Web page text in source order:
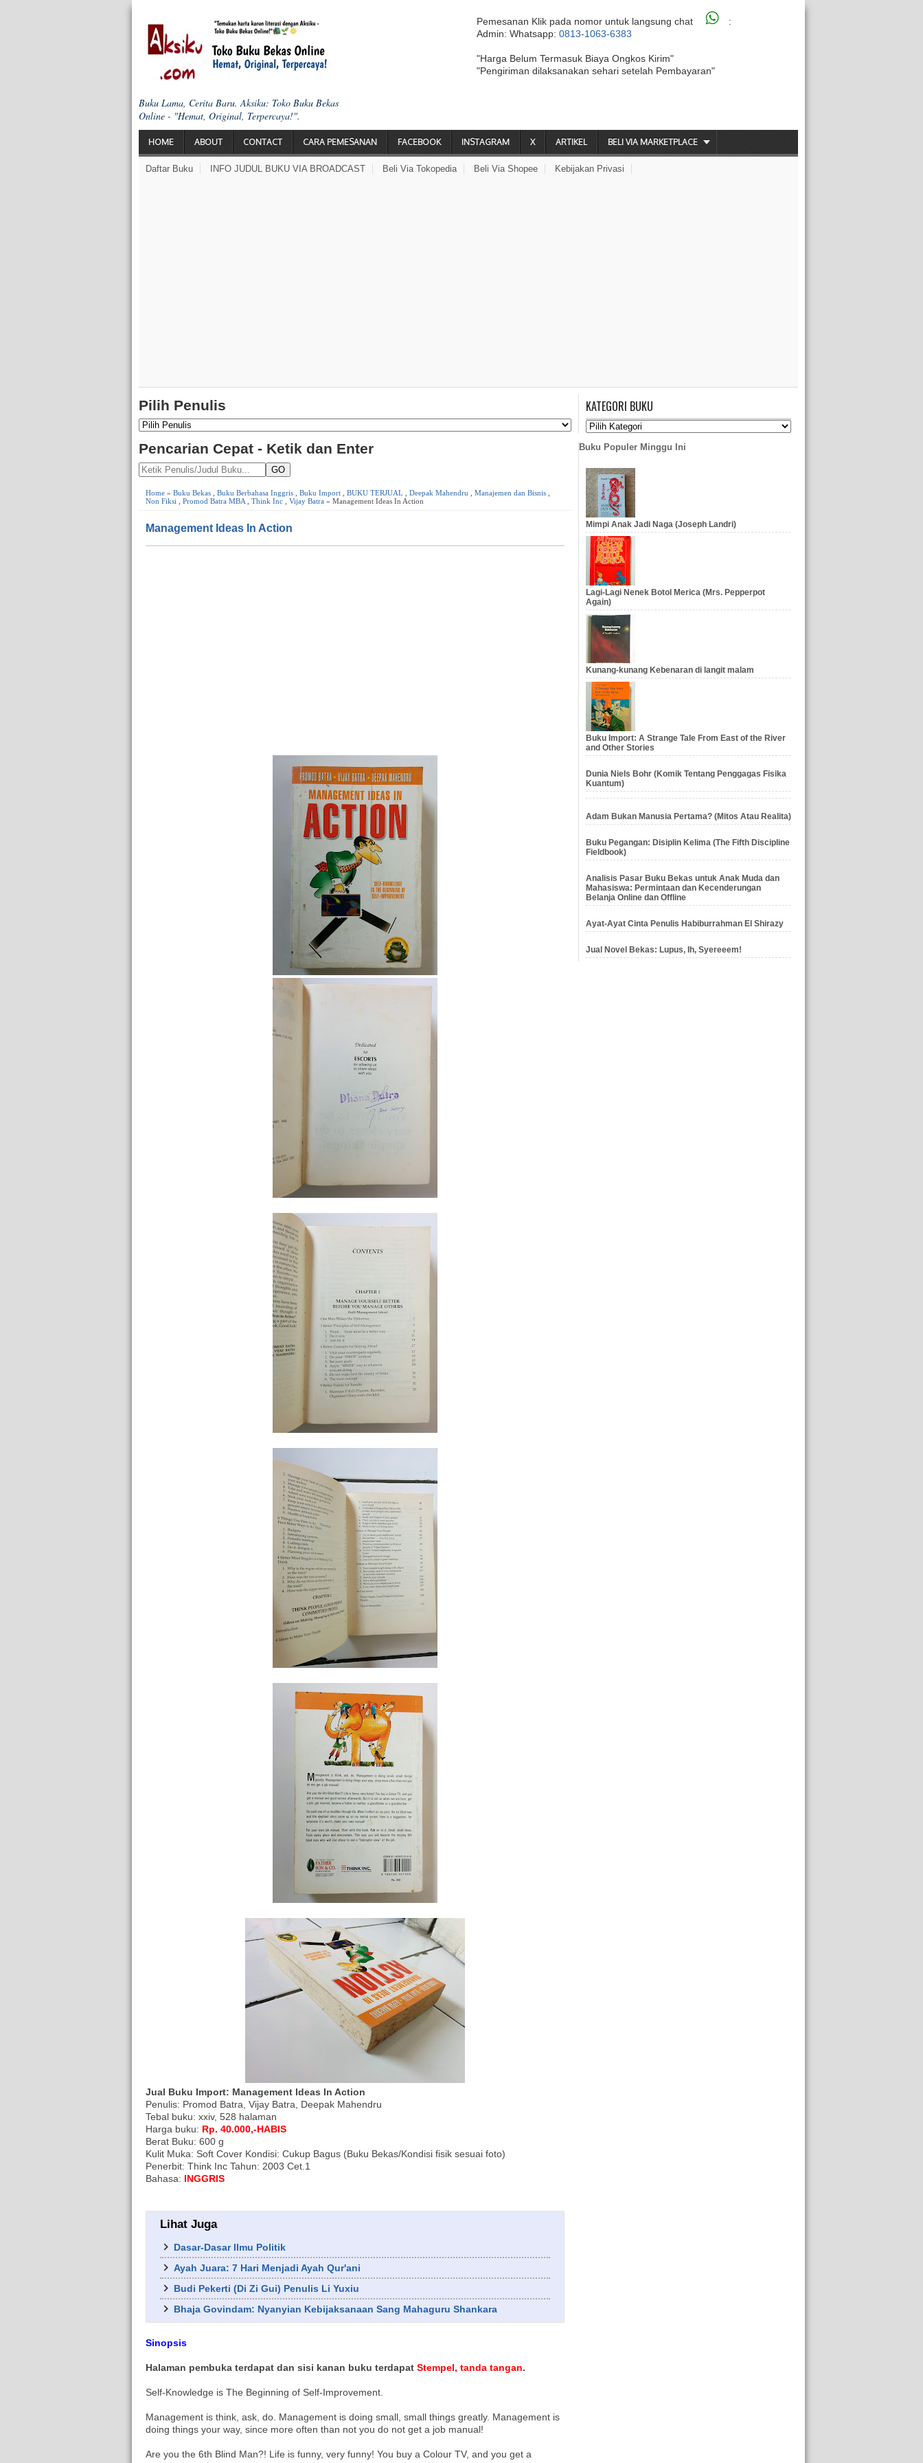
Buku Lama, Cerita Baru. Aksiku: Toko Buku Bekas
Online - "Hemat, Original, Terpercaya!".
Pemesanan Klik pada nomor untuk langsung chat
:
Admin: Whatsapp: 0813-1063-6383
"Harga Belum Termasuk Biaya Ongkos Kirim"
"Pengiriman dilaksanakan sehari setelah Pembayaran"
HOME ABOUT CONTACT CARA PEMESANAN FACEBOOK INSTAGRAM X ARTIKEL BELI VIA MARKETPLACE
Daftar Buku INFO JUDUL BUKU VIA BROADCAST Beli Via Tokopedia Beli Via Shopee Kebijakan Privasi
Pilih Penulis
Pencarian Cepat - Ketik dan Enter
GO
Home » Buku Bekas Buku Berbahasa Inggris Buku Import BUKU TERJUAL Deepak Mahendru Manajemen dan Bisnis
Non Fiksi
Promod Batra MBA Think Inc Vijay Batra » Management Ideas In Action
Management Ideas In Action
Jual Buku Import: Management Ideas In Action
Penulis: Promod Batra, Vijay Batra, Deepak Mahendru
Tebal buku: xxiv, 528 halaman
Harga buku: Rp. 40.000,-HABIS
Berat Buku: 600 g
Kulit Muka: Soft Cover Kondisi: Cukup Bagus (Buku Bekas/Kondisi fisik sesuai foto)
Penerbit: Think Inc Tahun: 2003 Cet.1
Bahasa: INGGRIS
Lihat Juga
Dasar-Dasar Ilmu Politik
Ayah Juara: 7 Hari Menjadi Ayah Qur'ani
Budi Pekerti (Di Zi Gui) Penulis Li Yuxiu
Bhaja Govindam: Nyanyian Kebijaksanaan Sang Mahaguru Shankara
Sinopsis
Halaman pembuka terdapat dan sisi kanan buku terdapat Stempel, tanda tangan.
Self-Knowledge is The Beginning of Self-Improvement.
Management is think, ask, do. Management is doing small, small things greatly. Management is
doing things your way, since more often than not you do not get a job manual!
Are you the 6th Blind Man?! Life is funny, very funny! You buy a Colour TV, and you get a
KATEGORI BUKU
Buku Populer Minggu Ini
Mimpi Anak Jadi Naga (Joseph Landri)
Lagi-Lagi Nenek Botol Merica (Mrs. Pepperpot
Again)
Kunang-kunang Kebenaran di langit malam
Buku Import: A Strange Tale From East of the River
and Other Stories
Dunia Niels Bohr (Komik Tentang Penggagas Fisika
Kuantum)
Adam Bukan Manusia Pertama? (Mitos Atau Realita)
Buku Pegangan: Disiplin Kelima (The Fifth Discipline
Fieldbook)
Analisis Pasar Buku Bekas untuk Anak Muda dan
Mahasiswa: Permintaan dan Kecenderungan
Belanja Online dan Offline
Ayat-Ayat Cinta Penulis Habiburrahman El Shirazy
Jual Novel Bekas: Lupus, Ih, Syereeem!